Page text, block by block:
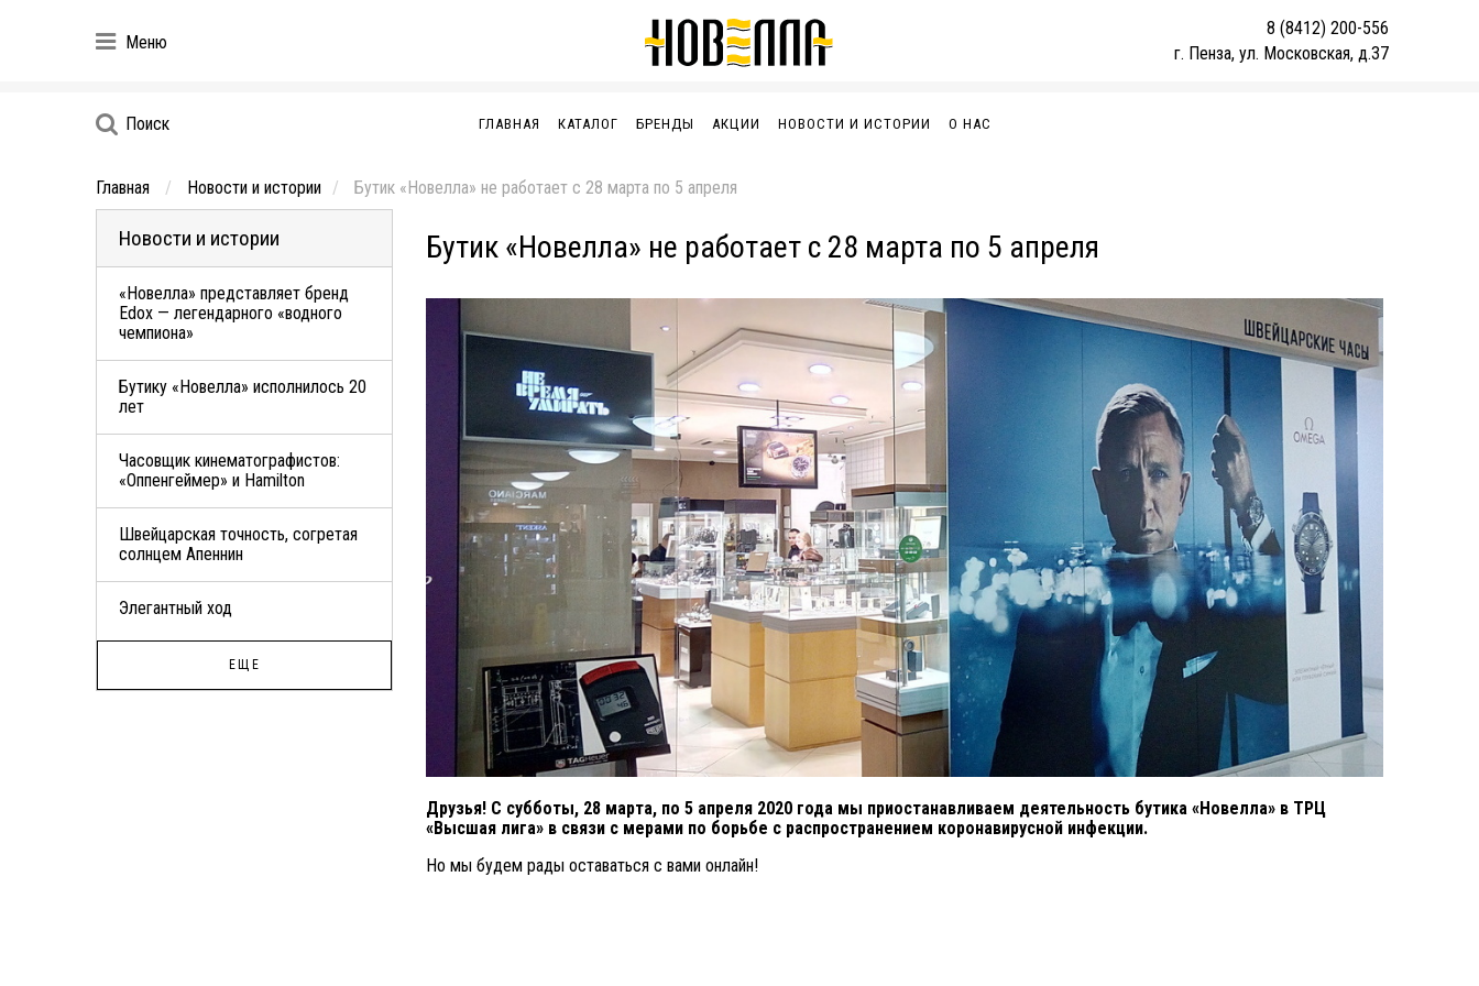
Меню
8 (8412) 200-556
г. Пенза, ул. Московская, д.37
Поиск ГЛАВНАЯ КАТАЛОГ БРЕНДЫ АКЦИИ НОВОСТИ И ИСТОРИИ О НАС
Главная Новости и истории Бутик «Новелла» не работает с 28 марта по 5 апреля
Новости и истории
«Новелла» представляет бренд
Edox — легендарного «водного
чемпиона»
Бутику «Новелла» исполнилось 20
лет
Часовщик кинематографистов:
«Оппенгеймер» и Hamilton
Швейцарская точность, согретая
солнцем Апеннин
Элегантный ход
ЕЩЕ
Бутик «Новелла» не работает с 28 марта по 5 апреля
Друзья! С субботы, 28 марта, по 5 апреля 2020 года мы приостанавливаем деятельность бутика «Новелла» в ТРЦ
«Высшая лига» в связи с мерами по борьбе с распространением коронавирусной инфекции.
Но мы будем рады оставаться с вами онлайн!